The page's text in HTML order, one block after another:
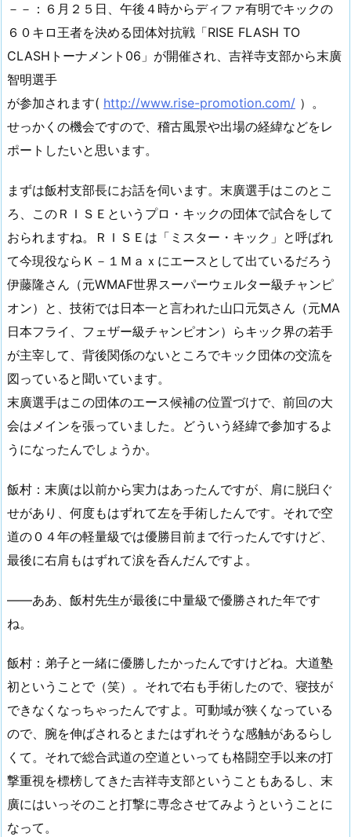
－－：６月２５日、午後４時からディファ有明でキックの
６０キロ王者を決める団体対抗戦「RISE FLASH TO
CLASHトーナメント06」が開催され、吉祥寺支部から末廣
智明選手
が参加されます( http://www.rise-promotion.com/ ）。
せっかくの機会ですので、稽古風景や出場の経緯などをレ
ポートしたいと思います。
まずは飯村支部長にお話を伺います。末廣選手はこのとこ
ろ、このＲＩＳＥというプロ・キックの団体で試合をして
おられますね。ＲＩＳＥは「ミスター・キック」と呼ばれ
て今現役ならＫ－１Ｍａｘにエースとして出ているだろう
伊藤隆さん（元WMAF世界スーパーウェルター級チャンピ
オン）と、技術では日本一と言われた山口元気さん（元MA
日本フライ、フェザー級チャンピオン）らキック界の若手
が主宰して、背後関係のないところでキック団体の交流を
図っていると聞いています。
末廣選手はこの団体のエース候補の位置づけで、前回の大
会はメインを張っていました。どういう経緯で参加するよ
うになったんでしょうか。
飯村：末廣は以前から実力はあったんですが、肩に脱臼ぐ
せがあり、何度もはずれて左を手術したんです。それで空
道の０４年の軽量級では優勝目前まで行ったんですけど、
最後に右肩もはずれて涙を呑んだんですよ。
――ああ、飯村先生が最後に中量級で優勝された年です
ね。
飯村：弟子と一緒に優勝したかったんですけどね。大道塾
初ということで（笑）。それで右も手術したので、寝技が
できなくなっちゃったんですよ。可動域が狭くなっている
ので、腕を伸ばされるとまたはずれそうな感触があるらし
くて。それで総合武道の空道といっても格闘空手以来の打
撃重視を標榜してきた吉祥寺支部ということもあるし、末
廣にはいっそのこと打撃に専念させてみようということに
なって。